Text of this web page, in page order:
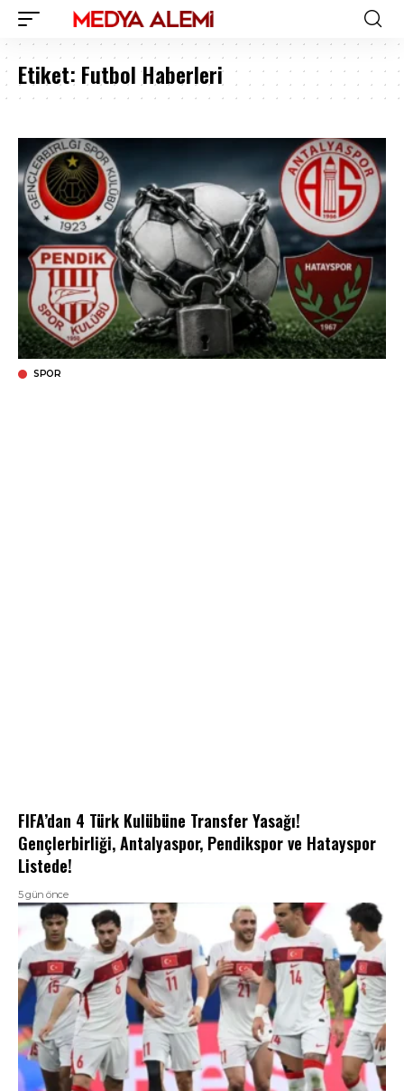
Etiket: Futbol Haberleri
SPOR
FIFA’dan 4 Türk Kulübüne Transfer Yasağı!
Gençlerbirliği, Antalyaspor, Pendikspor ve Hatayspor
Listede!
5 gün önce